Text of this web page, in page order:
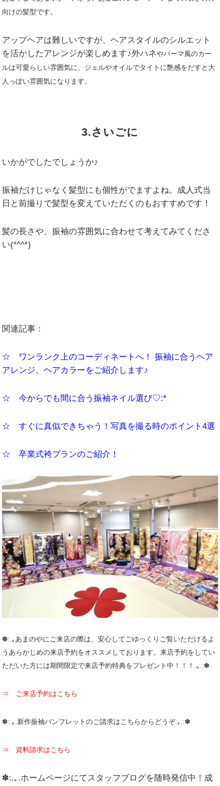
向けの髪型です。
アップヘアは難しいですが、ヘアスタイルのシルエット
を活かしたアレンジが楽しめます♪外ハネやパーマ風のカー
ルは可愛らしい雰囲気に 、ジェルやオイルでタイトに艶感をだすと 大
人っぽい雰囲気になります。
3.さいごに
いかがでしたでしょうか♪
振袖だけじゃなく髪型にも個性がでますよね。成人式当
日と前撮りで髪型を変えていただくのもおすすめです！
髪の長さや、振袖の雰囲気に合わせて考えてみてくださ
い(*^^*)
関連記事：
☆ ワンランク上のコーディネートへ！ 振袖に合うヘア
アレンジ、ヘアカラーをご紹介します♪
☆ 今からでも間に合う振袖ネイル選び♡:*
☆ すぐに真似できちゃう！写真を撮る時のポイント4選
☆ 卒業式袴プランのご紹介！
✽:.｡あまのやにご来店の際は、安心してごゆっくりご覧いただけるよ
うあらかじめの来店予約をオススメしております。来店予約をしてい
ただいた方には期間限定で来店予約特典をプレゼント中！！！.｡.:✽
⇒ ご来店予約はこちら
✽:.｡.新作振袖パンフレットのご請求はこちらからどうぞ.｡.:✽
⇒ 資料請求はこちら
✽:.｡.ホームページにてスタッフブログを随時発信中！成